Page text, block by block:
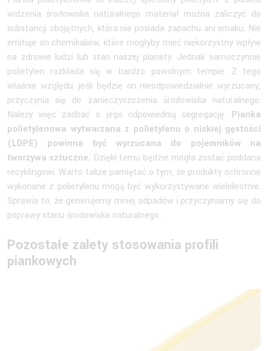
widzenia środowiska naturalnego materiał można zaliczyć do
substancji obojętnych, która nie posiada zapachu ani smaku. Nie
emituje on chemikaliów, które mogłyby mieć niekorzystny wpływ
na zdrowie ludzi lub stan naszej planety. Jednak samoczynnie
polietylen rozkłada się w bardzo powolnym tempie. Z tego
właśnie względu, jeśli będzie on nieodpowiedzialnie wyrzucany,
przyczynia się do zanieczyszczenia środowiska naturalnego.
Należy więc zadbać o jego odpowiednią segregację. Pianka
polietylenowa wytwarzana z polietylenu o niskiej gęstości
(LDPE) powinna być wyrzucana do pojemników na
tworzywa sztuczne. Dzięki temu będzie mogła zostać poddana
recyklingowi. Warto także pamiętać o tym, że produkty ochronne
wykonane z polietylenu mogą być wykorzystywane wielokrotnie.
Sprawia to, że generujemy mniej odpadów i przyczyniamy się do
poprawy stanu środowiska naturalnego.
Pozostałe zalety stosowania profili
piankowych